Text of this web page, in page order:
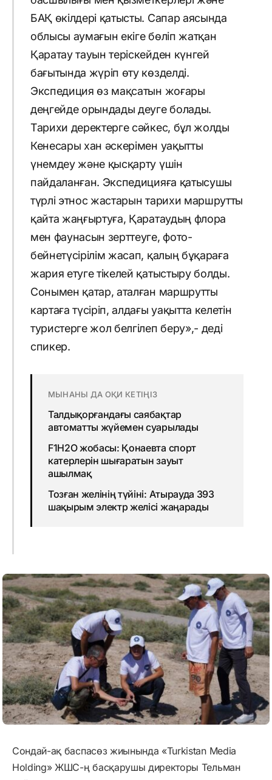
БАҚ өкілдері қатысты. Сапар аясында
облысы аумағын екіге бөліп жатқан
Қаратау тауын теріскейден күнгей
бағытында жүріп өту көзделді.
Экспедиция өз мақсатын жоғары
деңгейде орындады деуге болады.
Тарихи деректерге сәйкес, бұл жолды
Кенесары хан әскерімен уақытты
үнемдеу және қысқарту үшін
пайдаланған. Экспедицияға қатысушы
түрлі этнос жастарын тарихи маршрутты
қайта жаңғыртуға, Қаратаудың флора
мен фаунасын зерттеуге, фото-
бейнетүсірілім жасап, қалың бұқараға
жария етуге тікелей қатыстыру болды.
Сонымен қатар, аталған маршрутты
картаға түсіріп, алдағы уақытта келетін
туристерге жол белгілеп беру»,- деді
спикер.
МЫНАНЫ ДА ОҚИ КЕТІҢІЗ
Талдықорғандағы саябақтар
автоматты жүйемен суарылады
F1H2O жобасы: Қонаевта спорт
катерлерін шығаратын зауыт
ашылмақ
Тозған желінің түйіні: Атырауда 393
шақырым электр желісі жаңарады
Сондай-ақ баспасөз жиынында «Turkistan Media
Holding» ЖШС-ң басқарушы директоры Тельман